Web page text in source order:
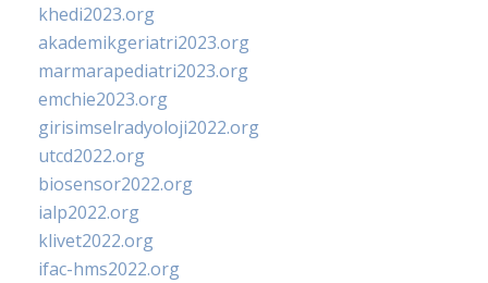
khedi2023.org
akademikgeriatri2023.org
marmarapediatri2023.org
emchie2023.org
girisimselradyoloji2022.org
utcd2022.org
biosensor2022.org
ialp2022.org
klivet2022.org
ifac-hms2022.org